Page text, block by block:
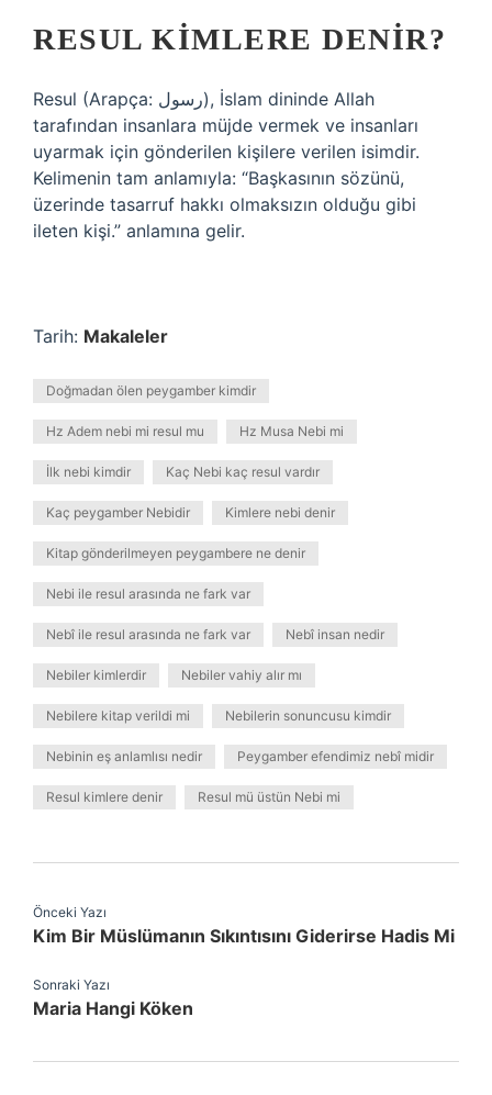
RESUL KIMLERE DENIR?
Resul (Arapça: رسول), İslam dininde Allah
tarafından insanlara müjde vermek ve insanları
uyarmak için gönderilen kişilere verilen isimdir.
Kelimenin tam anlamıyla: “Başkasının sözünü,
üzerinde tasarruf hakkı olmaksızın olduğu gibi
ileten kişi.” anlamına gelir.
Tarih: Makaleler
Doğmadan ölen peygamber kimdir
Hz Adem nebi mi resul mu Hz Musa Nebi mi
İlk nebi kimdir Kaç Nebi kaç resul vardır
Kaç peygamber Nebidir Kimlere nebi denir
Kitap gönderilmeyen peygambere ne denir
Nebi ile resul arasında ne fark var
Nebî ile resul arasında ne fark var Nebî insan nedir
Nebiler kimlerdir Nebiler vahiy alır mı
Nebilere kitap verildi mi Nebilerin sonuncusu kimdir
Nebinin eş anlamlısı nedir Peygamber efendimiz nebî midir
Resul kimlere denir Resul mü üstün Nebi mi
Önceki Yazı
Kim Bir Müslümanın Sıkıntısını Giderirse Hadis Mi
Sonraki Yazı
Maria Hangi Köken